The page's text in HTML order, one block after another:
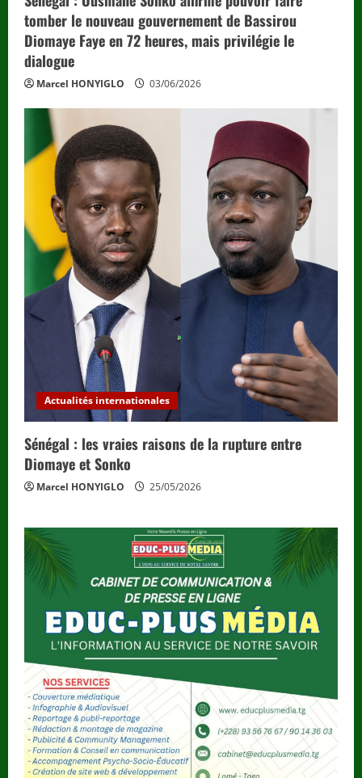
tomber le nouveau gouvernement de Bassirou
Diomaye Faye en 72 heures, mais privilégie le
dialogue
Marcel HONYIGLO 03/06/2026
Actualités internationales
Sénégal : les vraies raisons de la rupture entre
Diomaye et Sonko
Marcel HONYIGLO 25/05/2026